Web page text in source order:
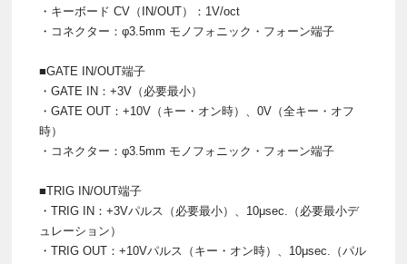
・キーボード CV（IN/OUT）：1V/oct
・コネクター：φ3.5mm モノフォニック・フォーン端子
■GATE IN/OUT端子
・GATE IN：+3V（必要最小）
・GATE OUT：+10V（キー・オン時）、0V（全キー・オフ
時）
・コネクター：φ3.5mm モノフォニック・フォーン端子
■TRIG IN/OUT端子
・TRIG IN：+3Vパルス（必要最小）、10μsec.（必要最小デ
ュレーション）
・TRIG OUT：+10Vパルス（キー・オン時）、10μsec.（パル